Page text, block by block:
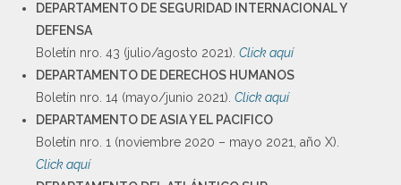
DEPARTAMENTO DE SEGURIDAD INTERNACIONAL Y
DEFENSA
Boletín nro. 43 (julio/agosto 2021). Click aquí
DEPARTAMENTO DE DERECHOS HUMANOS
Boletín nro. 14 (mayo/junio 2021). Click aquí
DEPARTAMENTO DE ASIA Y EL PACIFICO
Boletín nro. 1 (noviembre 2020 – mayo 2021, año X).
Click aquí